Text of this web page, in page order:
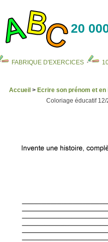
20
FABRIQUE D'EXERCICES
Accueil > Ecrire son prénom et
Coloriage éducatif 12/